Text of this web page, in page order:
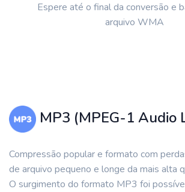
Espere até o final da conversão e
arquivo WMA
MP3 (MPEG-1 Audio
Compressão popular e formato com
de arquivo pequeno e longe da mais alta
O surgimento do formato MP3 foi